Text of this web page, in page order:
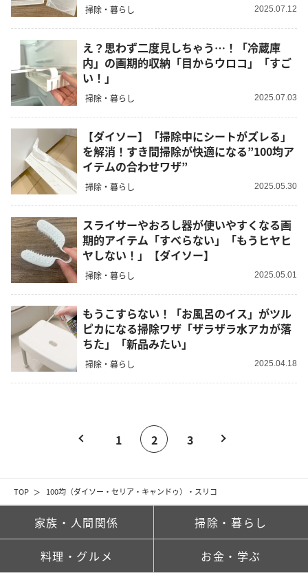
TOP 100均（ダイソー・セリア・キャンドゥ）・スリコ
掃除・暮らし 2025.07.12
え？思わず二度見しちゃう…！「冷蔵庫
内」の画期的収納「目からウロコ」「すご
い！」
掃除・暮らし 2025.07.03
【ダイソー】「掃除中にシートがズレる」
を解消！すき間掃除が快適になる”100均ア
イテムの合わせワザ”
掃除・暮らし 2025.05.30
スライサーやおろし器が使いやすくなる画
期的アイテム「すべらない」「もうヒヤヒ
ヤしない！」【ダイソー】
掃除・暮らし 2025.05.01
もうこすらない！「お風呂のイス」がツル
ピカになる掃除ワザ「ザラザラ水アカが落
ちた」「新品みたい」
掃除・暮らし 2025.04.18
1 2 3
家族・人間関係 掃除・暮らし
料理・グルメ お金・学ぶ